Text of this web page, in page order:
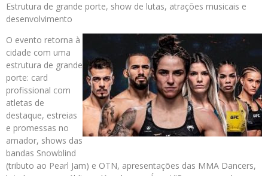
Estrutura de grande porte, show de lutas, atrações musicais e
desenvolvimento
O evento retorna à
cidade com uma
estrutura de grande
porte: card
profissional com
atletas de
destaque, estreias
e promessas no
amador, shows das
bandas Snowblind
(tributo ao Pearl Jam) e OTN, apresentações das MMA Dancers,